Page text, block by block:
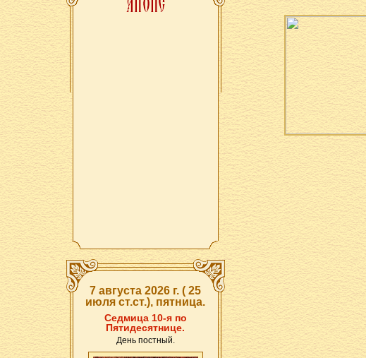
7 августа 2026 г. ( 25
июля ст.ст.), пятница.
Седмица 10-я по
Пятидесятнице.
День постный.